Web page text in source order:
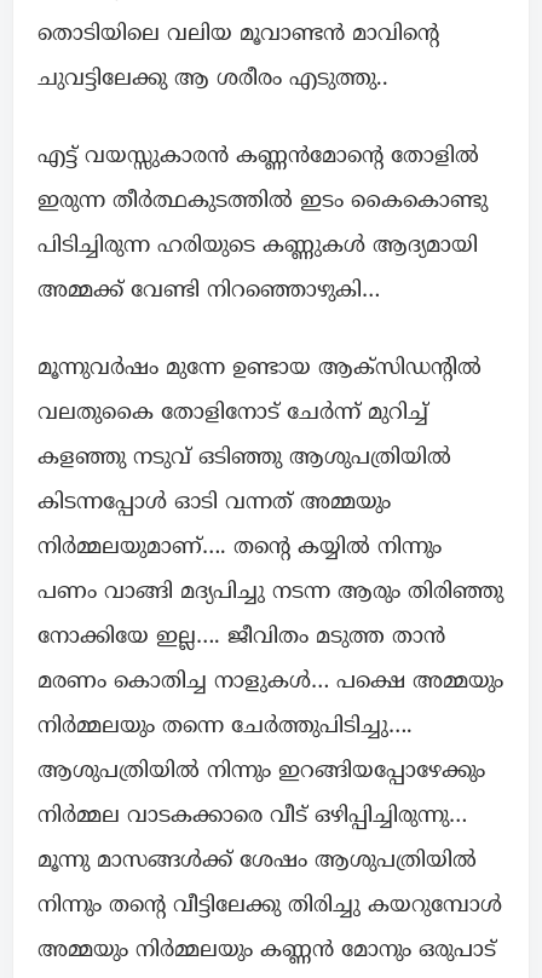
തൊടിയിലെ വലിയ മൂവാണ്ടൻ മാവിന്റെ
ചുവട്ടിലേക്കു ആ ശരീരം എടുത്തു..
എട്ട് വയസ്സുകാരൻ കണ്ണൻമോന്റെ തോളിൽ
ഇരുന്ന തീർത്ഥകുടത്തിൽ ഇടം കൈകൊണ്ടു
പിടിച്ചിരുന്ന ഹരിയുടെ കണ്ണുകൾ ആദ്യമായി
അമ്മക്ക് വേണ്ടി നിറഞ്ഞൊഴുകി…
മൂന്നുവർഷം മുന്നേ ഉണ്ടായ ആക്‌സിഡന്റിൽ
വലതുകൈ തോളിനോട് ചേർന്ന് മുറിച്ച്
കളഞ്ഞു നടുവ് ഒടിഞ്ഞു ആശുപത്രിയിൽ
കിടന്നപ്പോൾ ഓടി വന്നത് അമ്മയും
നിർമ്മലയുമാണ്…. തന്റെ കയ്യിൽ നിന്നും
പണം വാങ്ങി മദ്യപിച്ചു നടന്ന ആരും തിരിഞ്ഞു
നോക്കിയേ ഇല്ല…. ജീവിതം മടുത്ത താൻ
മരണം കൊതിച്ച നാളുകൾ… പക്ഷെ അമ്മയും
നിർമ്മലയും തന്നെ ചേർത്തുപിടിച്ചു….
ആശുപത്രിയിൽ നിന്നും ഇറങ്ങിയപ്പോഴേക്കും
നിർമ്മല വാടകക്കാരെ വീട് ഒഴിപ്പിച്ചിരുന്നു…
മൂന്നു മാസങ്ങൾക്ക് ശേഷം ആശുപത്രിയിൽ
നിന്നും തന്റെ വീട്ടിലേക്കു തിരിച്ചു കയറുമ്പോൾ
അമ്മയും നിർമ്മലയും കണ്ണൻ മോനും ഒരുപാട്